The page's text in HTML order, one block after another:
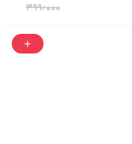
۳۹۹٫۰۰۰